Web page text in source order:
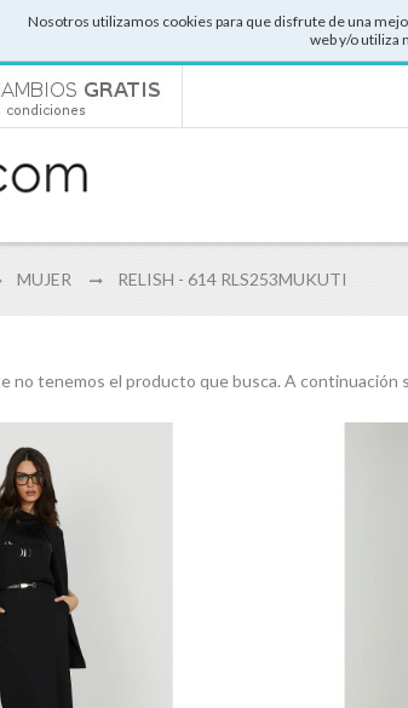
Nosotros utilizamos cookies para que disfrute de una
web y/o utiliza
MUJER RELISH - 614 RLS253MUKUTI
no tenemos el producto que busca. A continuación